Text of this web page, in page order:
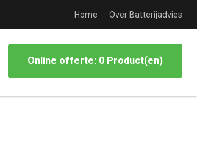
Home Over Batterijadvies
Online offerte: 0 Product(en)